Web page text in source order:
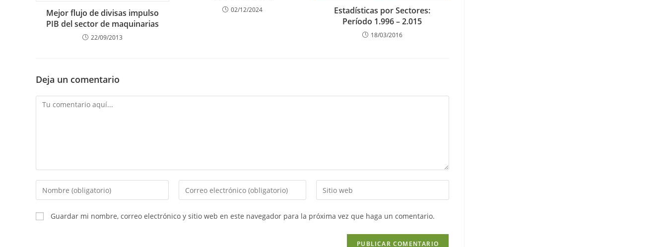
Mejor flujo de divisas impulso
PIB del sector de maquinarias
22/09/2013
02/12/2024
Estadísticas por Sectores:
Período 1.996 – 2.015
18/03/2016
Deja un comentario
Guardar mi nombre, correo electrónico y sitio web en este navegador para la próxima vez que haga un comentario.